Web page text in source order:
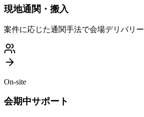
現地通関・搬入
案件に応じた通関手法で会場デリバリー
On-site
会期中サポート